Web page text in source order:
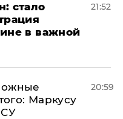
стало
в важной
21:52
Маркусу
20:59